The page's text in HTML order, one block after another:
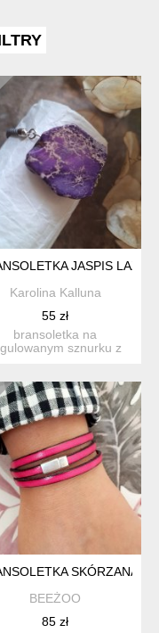
JASPIS
Karolina Kalluna
55 zł
bransoletka na
sznurku z
SKÓRZANA
BEEŻOO
85 zł